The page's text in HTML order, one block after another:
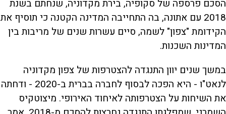
הסכם פרספה של סקופיה, בירת מקדוניה, שנחתם בשנת
2018 עם אתונה, בה התחייבה המדינה הקטנה כי תוסיף את
הקידומת "צפון" לשמה, סיים עשרות שנים של מריבות בין
המדינות השכנות.
במשך שנים יוון התנגדה להצטרפות של צפון מקדוניה
לנאט"ו - היא הפכה לבסוף לחברה בברית ב-2020 - ודחתה
את השיחות על הצטרפותה לאיחוד האירופי. מיצוטקיס